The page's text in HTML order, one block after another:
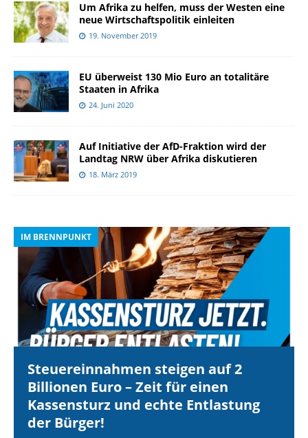
Um Afrika zu helfen, muss der Westen eine
neue Wirtschaftspolitik einleiten
19. November 2019
EU überweist 130 Mio Euro an totalitäre
Staaten in Afrika
24. Juni 2020
Auf Initiative der AfD-Fraktion wird der
Landtag NRW über Afrika diskutieren
18. März 2019
IM BRENNPUNKT
Steuereinnahmen steigen auf 2
Billionen Euro – Zeit für einen
Kassensturz und echte Entlastung
der Bürger!